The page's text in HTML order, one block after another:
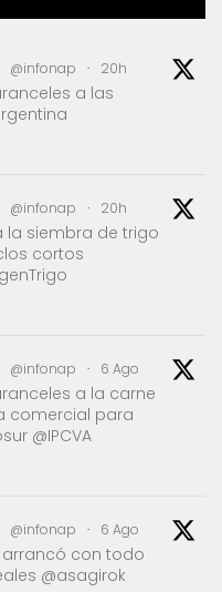
@infonap · 20h
a las
@infonap · 20h
la siembra de trigo
cortos
@infonap · 6 Ago
a la carne
comercial para
@IPCVA
@infonap · 6 Ago
con todo
@asagirok